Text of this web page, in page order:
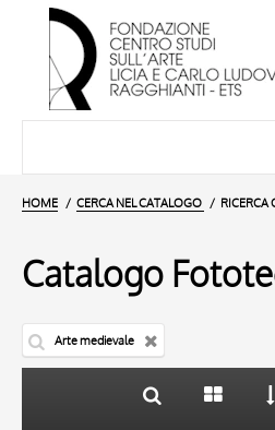
HOME CERCA NEL CATALOGO RICERCA
Catalogo
Arte medievale